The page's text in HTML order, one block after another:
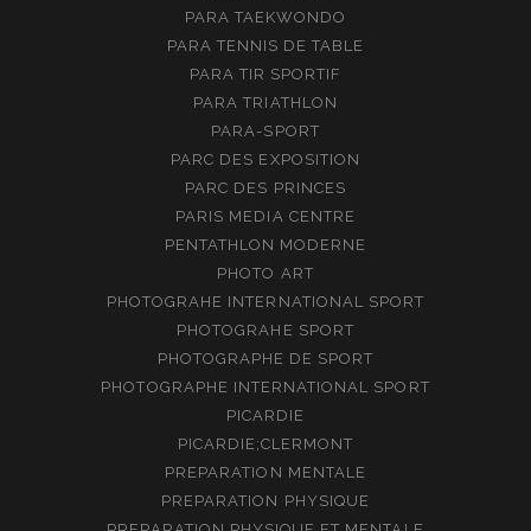
PARA TAEKWONDO
PARA TENNIS DE TABLE
PARA TIR SPORTIF
PARA TRIATHLON
PARA-SPORT
PARC DES EXPOSITION
PARC DES PRINCES
PARIS MEDIA CENTRE
PENTATHLON MODERNE
PHOTO ART
PHOTOGRAHE INTERNATIONAL SPORT
PHOTOGRAHE SPORT
PHOTOGRAPHE DE SPORT
PHOTOGRAPHE INTERNATIONAL SPORT
PICARDIE
PICARDIE;CLERMONT
PREPARATION MENTALE
PREPARATION PHYSIQUE